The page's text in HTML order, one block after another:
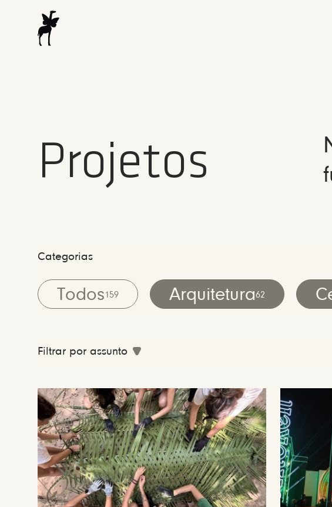
Projetos
Categorias
Todos159 Arquitetura62
Filtrar por assunto